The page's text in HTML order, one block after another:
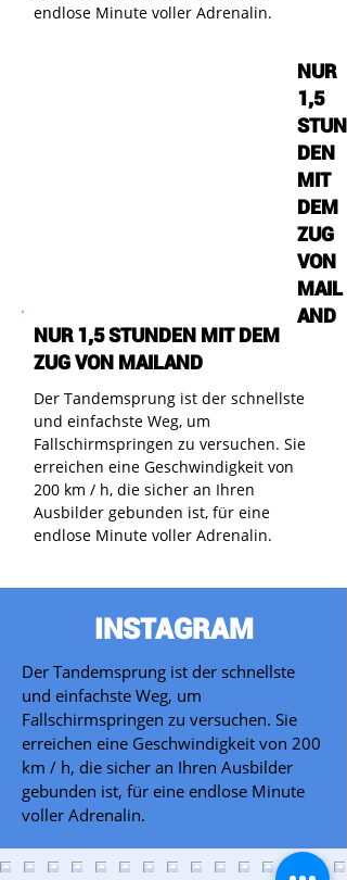
endlose Minute voller Adrenalin.
NUR 1,5 STUNDEN MIT DEM
ZUG VON MAILAND
Der Tandemsprung ist der schnellste
und einfachste Weg, um
Fallschirmspringen zu versuchen. Sie
erreichen eine Geschwindigkeit von
200 km / h, die sicher an Ihren
Ausbilder gebunden ist, für eine
endlose Minute voller Adrenalin.
NUR
1,5
STUN
DEN
MIT
DEM
ZUG
VON
MAIL
AND
INSTAGRAM
Der Tandemsprung ist der schnellste
und einfachste Weg, um
Fallschirmspringen zu versuchen. Sie
erreichen eine Geschwindigkeit von 200
km / h, die sicher an Ihren Ausbilder
gebunden ist, für eine endlose Minute
voller Adrenalin.